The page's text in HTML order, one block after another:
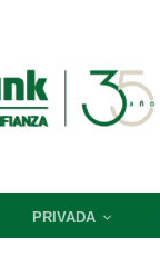
PRIVADA